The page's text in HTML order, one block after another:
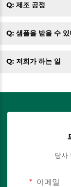
Q: 제조 공정
Q: 샘플을 받을 수 있
Q: 저희가 하는 일
당사
이메일